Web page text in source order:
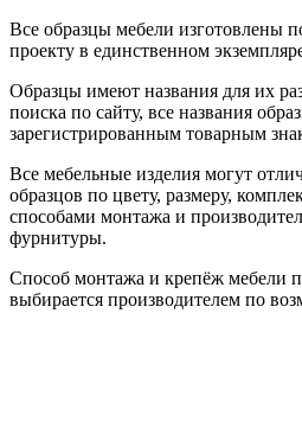
Все образцы мебели изготовлены
проекту в единственном
Образцы имеют названия для их
поиска по сайту, все названия
зарегистрированным товарным
Все мебельные изделия могут
образцов по цвету, размеру,
способами монтажа и
фурнитуры.
Способ монтажа и крепёж мебели
выбирается производителем по